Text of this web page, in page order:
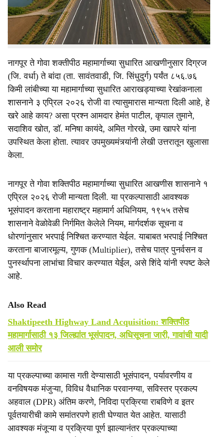
e
जिल्ह्यांतील महामार्गाच्या आखणीत बदल करुन सुधारित आराखडा
तयार करण्यात आला आहे, अशी माहिती उपमुख्यमंत्री एकनाथ शिंदे
यांनी दिली आहे.
नागपूर ते गोवा शक्तीपीठ महामार्गाच्या सुधारित आखणीनुसार दिग्रज
(जि. वर्धा) ते बांदा (ता. सावंतवाडी, जि. सिंधुदुर्ग) पर्यंत ८५६.७६
किमी लांबीच्या या महामार्गाच्या सुधारित आराखड्याच्या रेखांकनाला
शासनाने ३ एप्रिल २०२६ रोजी वा त्यासुमारास मान्यता दिली आहे, हे
खरे आहे काय? असा प्रश्न आमदार हेमंत पाटील, कृपाल तुमाने,
सदाशिव खोत, डॉ. मनिषा कायंदे, अमित गोरखे, उमा खापरे यांना
उपस्थित केला होता. त्यावर उपमुख्यमंत्र्यांनी लेखी उत्तरातून खुलासा
केला.
नागपूर ते गोवा शक्तिपीठ महामार्गाच्या सुधारित आखणीस शासनाने १
एप्रिल २०२६ रोजी मान्यता दिली. या प्रकल्पासाठी आवश्यक
भूसंपादन करताना महाराष्ट्र महामार्ग अधिनियम, १९५५ तसेच
शासनाने वेळोवेळी निर्गमित केलेले नियम, मार्गदर्शक सूचना व
धोरणांनुसार भरपाई निश्चित करण्यात येईल. याबाबत भरपाई निश्चित
करताना बाजारमूल्य, गुणक (Multiplier), तसेच पात्र पुनर्वसन व
पुनर्स्थापना लाभांचा विचार करण्यात येईल, असे शिंदे यांनी स्पष्ट केले
आहे.
Also Read
Shaktipeeth Highway Land Acquisition: शक्तिपीठ
महामार्गासाठी १३ जिल्ह्यांत भूसंपादन, अधिसूचना जारी, गावांची यादी
आली समोर
या प्रकल्पाच्या कामास गती देण्यासाठी भूसंपादन, पर्यावरणीय व
वनविषयक मंजुऱ्या, विविध वैधानिक परवानग्या, सविस्तर प्रकल्प
अहवाल (DPR) अंतिम करणे, निविदा प्रक्रिया राबविणे व इतर
पूर्वतयारीची कामे समांतरपणे हाती घेण्यात येत आहेत. यासाठी
आवश्यक मंजूऱ्या व प्रक्रिया पूर्ण झाल्यानंतर प्रकल्पाच्या